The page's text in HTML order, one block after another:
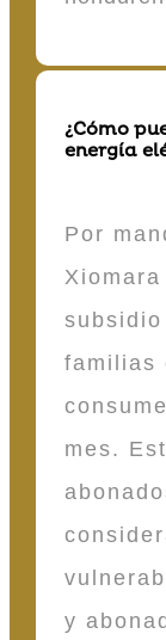
¿Cómo
energía
Por
familias
mes.
y